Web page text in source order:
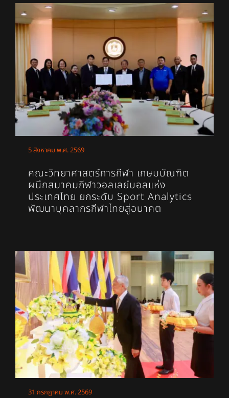
5 สิงหาคม พ.ศ. 2569
คณะวิทยาศาสตร์การกีฬา เกษมบัณฑิต
ผนึกสมาคมกีฬาวอลเลย์บอลแห่ง
ประเทศไทย ยกระดับ Sport Analytics
พัฒนาบุคลากรกีฬาไทยสู่อนาคต
31 กรกฎาคม พ.ศ. 2569